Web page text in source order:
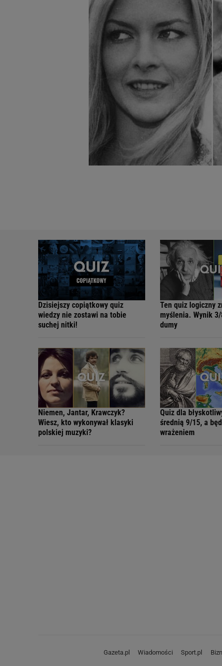
Dzisiejszy copiątkowy quiz
wiedzy nie zostawi na tobie
suchej nitki!
Ten quiz logiczny
myślenia. Wynik
dumy
Niemen, Jantar, Krawczyk?
Wiesz, kto wykonywał klasyki
polskiej muzyki?
Quiz dla
średnią 9/15, a
wrażeniem
Gazeta.pl Wiadomości Sport.pl
badnie odbiorców i